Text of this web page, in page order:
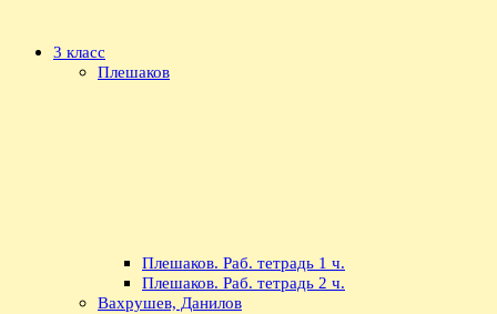
3 класс
Плешаков
Плешаков. Раб. тетрадь 1 ч.
Плешаков. Раб. тетрадь 2 ч.
Вахрушев, Данилов